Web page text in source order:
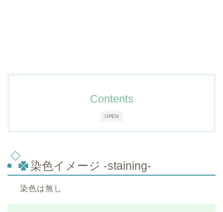
OPEN
Contents
染色イメージ -staining-
染色は無し